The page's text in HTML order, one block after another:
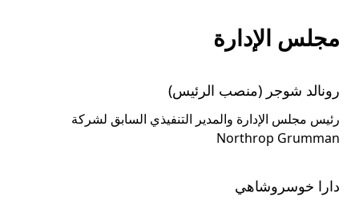
مجلس الإدارة
رونالد شوجر (منصب الرئيس)
رئيس مجلس الإدارة والمدير التنفيذي السابق لشركة
Northrop Grumman
دارا خوسروشاهي